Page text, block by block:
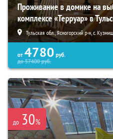
Проживание в домике на
комплексе «Терруар» в
Тульская обл., Ясногорский р-н, с.
от 4780 руб.
до57400руб.
до 30%